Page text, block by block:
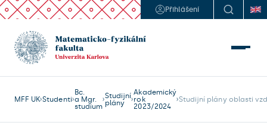
Přihlášení
MFF UK Studenti
Bc.
a Mgr.
studium
Studijní
plány
Akademický
rok
2023/2024
Studijní plány oblasti